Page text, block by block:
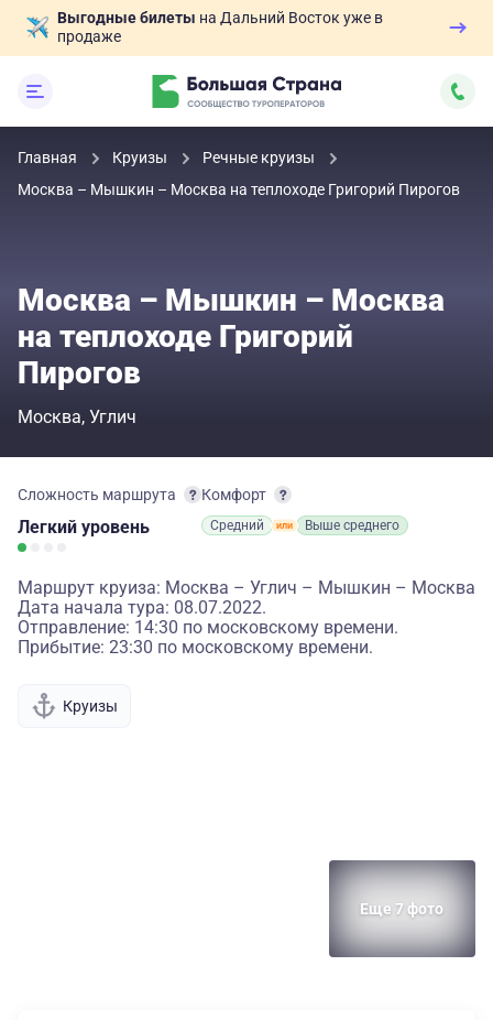
Выгодные билеты на Дальний Восток уже в
продаже
Главная Круизы
Речные круизы
Москва – Мышкин – Москва на теплоходе Григорий Пирогов
Москва – Мышкин – Москва
на теплоходе Григорий
Пирогов
Москва Углич
Сложность маршрута
Легкий уровень
Комфорт
Средний Выше среднего
Маршрут круиза: Москва – Углич – Мышкин – Москва
Дата начала тура: 08.07.2022.
Отправление: 14:30 по московскому времени.
Прибытие: 23:30 по московскому времени.
Круизы
Еще 7 фото